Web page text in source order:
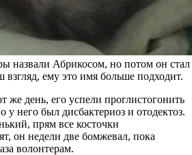
назвали Абрикосом, но потом он стал
ему это имя больше подходит.
же день, его успели проглистогонить
у него был дисбактериоз и отодектоз.
прям все косточки
он недели две бомжевал, пока
волонтерам.